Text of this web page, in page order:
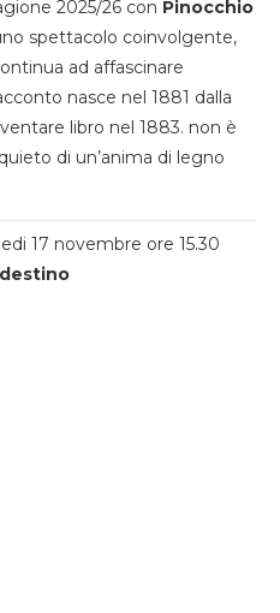
2025/26 con Pinocchio
spettacolo coinvolgente,
ad affascinare
nasce nel 1881 dalla
libro nel 1883. non è
di un’anima di legno
17 novembre ore 15.30